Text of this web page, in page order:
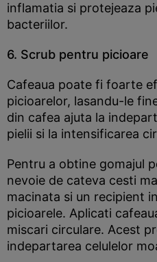
inflamatia si protejeaza
bacteriilor.
6. Scrub pentru picioare
Cafeaua poate fi foarte
picioarelor, lasandu-le
din cafea ajuta la
pielii si la intensificarea
Pentru a obtine gomajul
nevoie de cateva cesti
macinata si un recipient
picioarele. Aplicati
miscari circulare. Acest
indepartarea celulelor